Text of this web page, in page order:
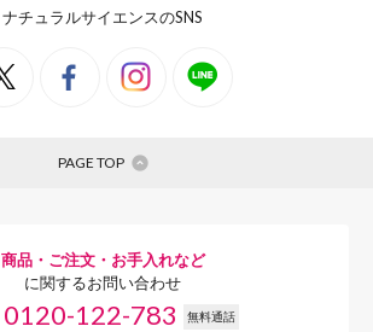
デイリリー花発酵エキス
ナチュラルサイエンスのSNS
PAGE TOP
商品・ご注文・お手入れなど
に関するお問い合わせ
0120-122-783 無料通話